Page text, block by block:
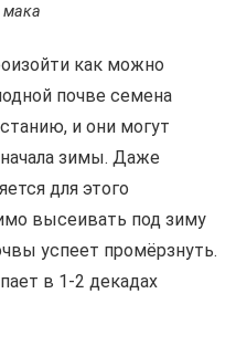
мака
как можно
почве семена
и они могут
зимы. Даже
для этого
высеивать под зиму
успеет промёрзнуть.
в 1-2 декадах